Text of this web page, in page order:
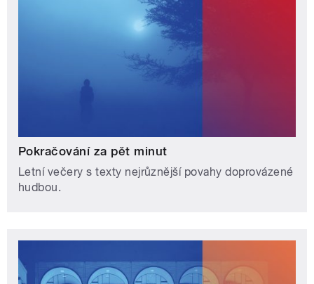
Pokračování za pět minut
Letní večery s texty nejrůznější povahy doprovázené
hudbou.